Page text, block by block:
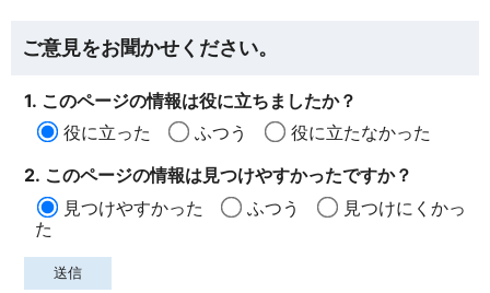
ご意見をお聞かせください。
1. このページの情報は役に立ちましたか？
役に立った
ふつう
役に立たなかった
2. このページの情報は見つけやすかったですか？
見つけやすかった
ふつう
見つけにくかっ
た